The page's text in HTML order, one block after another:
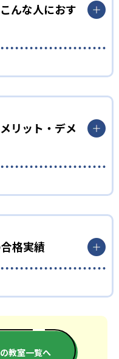
んな人におす
ツーマン授業、現役医学
リット・デメ
ある？
格実績
の教室一覧へ